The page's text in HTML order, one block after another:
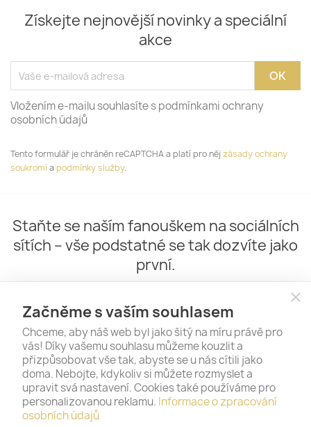
Získejte nejnovější novinky a speciální
akce
Vložením e-mailu souhlasíte s podmínkami ochrany
osobních údajů
Tento formulář je chráněn reCAPTCHA a platí pro něj zásady ochrany
soukromía podmínky služby.
Staňte se naším fanouškem na sociálních
sítích – vše podstatné se tak dozvíte jako
první.
PRODUKTY
close
Začněme s vaším souhlasem
Chceme, aby náš web byl jako šitý na míru právě pro
vás! Díky vašemu souhlasu můžeme kouzlit a
přizpůsobovat vše tak, abyste se u nás cítili jako
doma. Nebojte, kdykoliv si můžete rozmyslet a
upravit svá nastavení. Cookies také používáme pro
personalizovanou reklamu. Informace o zpracování
osobních údajů